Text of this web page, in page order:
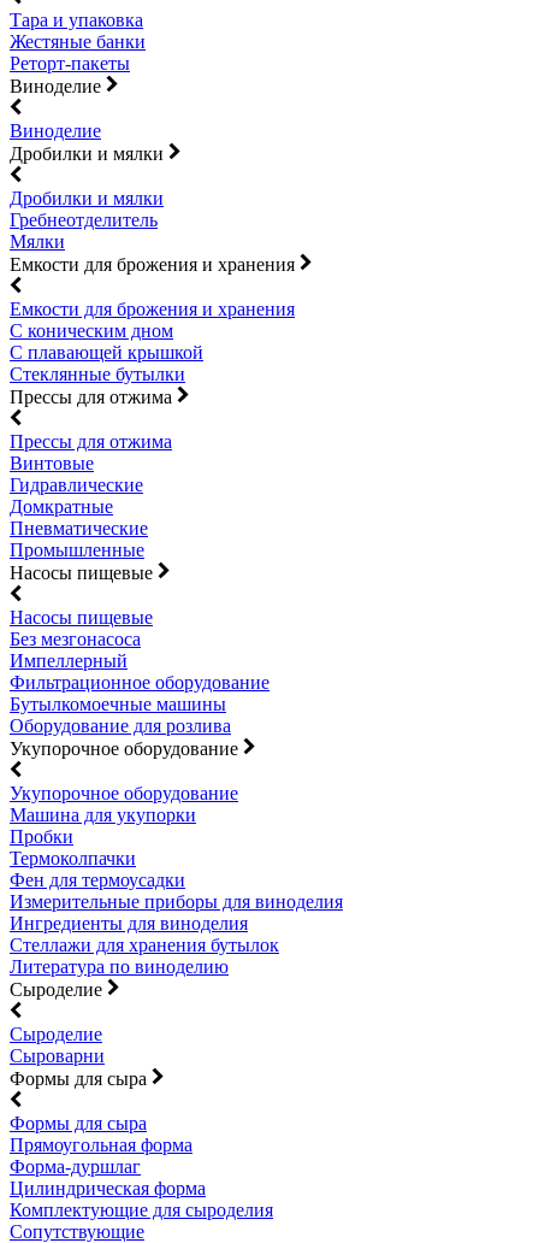
Тара и упаковка
Жестяные банки
Реторт-пакеты
Виноделие
Виноделие
Дробилки и мялки
Дробилки и мялки
Гребнеотделитель
Мялки
Емкости для брожения и хранения
Емкости для брожения и хранения
С коническим дном
С плавающей крышкой
Стеклянные бутылки
Прессы для отжима
Прессы для отжима
Винтовые
Гидравлические
Домкратные
Пневматические
Промышленные
Насосы пищевые
Насосы пищевые
Без мезгонасоса
Импеллерный
Фильтрационное оборудование
Бутылкомоечные машины
Оборудование для розлива
Укупорочное оборудование
Укупорочное оборудование
Машина для укупорки
Пробки
Термоколпачки
Фен для термоусадки
Измерительные приборы для виноделия
Ингредиенты для виноделия
Стеллажи для хранения бутылок
Литература по виноделию
Сыроделие
Сыроделие
Сыроварни
Формы для сыра
Формы для сыра
Прямоугольная форма
Форма-дуршлаг
Цилиндрическая форма
Комплектующие для сыроделия
Сопутствующие